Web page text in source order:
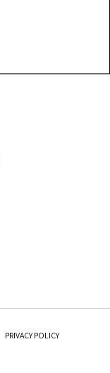
PRIVACY POLICY